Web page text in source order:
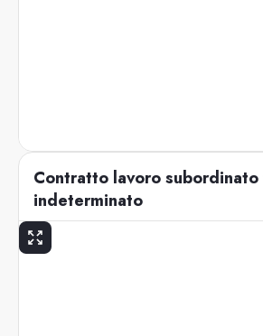
Contratto lavoro
indeterminato